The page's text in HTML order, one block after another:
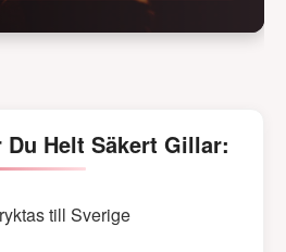
Helt Säkert Gillar:
till Sverige